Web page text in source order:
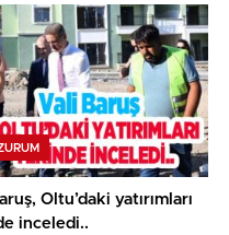
Oltu’daki yatırımları
inceledi..